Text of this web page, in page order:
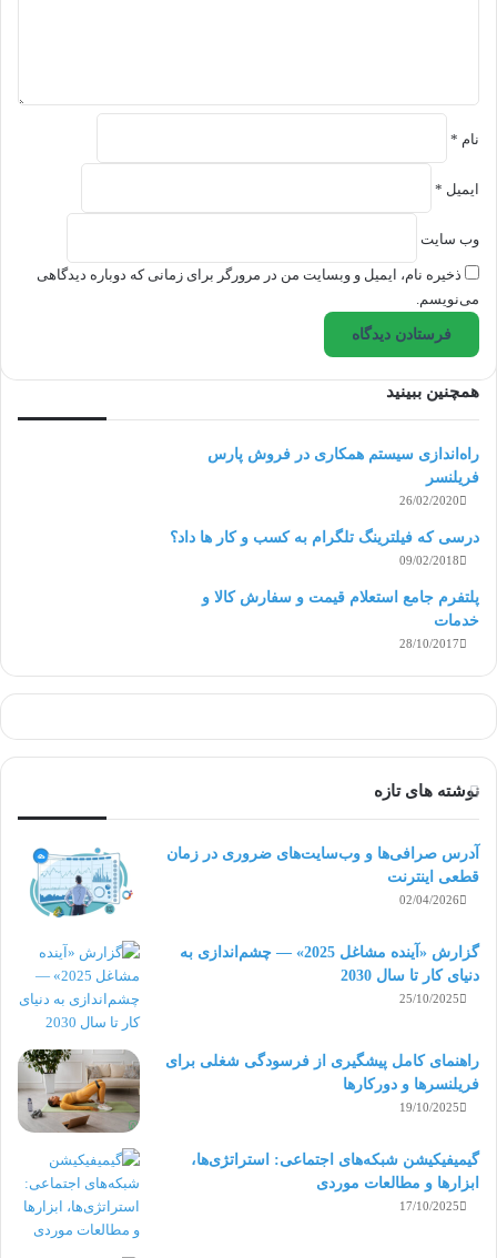
نام *
ایمیل *
وب‌ سایت
ذخیره نام، ایمیل و وبسایت من در مرورگر برای زمانی که دوباره دیدگاهی
می‌نویسم.
همچنین ببینید
راه‌اندازی سیستم همکاری در فروش پارس
فریلنسر
26/02/2020
درسی که فیلترینگ تلگرام به کسب و کار ها داد؟
09/02/2018
پلتفرم جامع استعلام قیمت و سفارش کالا و
خدمات
28/10/2017
نوشته های تازه
آدرس صرافی‌ها و وب‌سایت‌های ضروری در زمان
قطعی اینترنت
02/04/2026
گزارش «آینده مشاغل 2025» — چشم‌اندازی به
دنیای کار تا سال 2030
25/10/2025
راهنمای کامل پیشگیری از فرسودگی شغلی برای
فریلنسرها و دورکارها
19/10/2025
گیمیفیکیشن شبکه‌های اجتماعی: استراتژی‌ها،
ابزارها و مطالعات موردی
17/10/2025